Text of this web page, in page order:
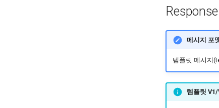
메시지 포
템플릿 메시지
템플릿